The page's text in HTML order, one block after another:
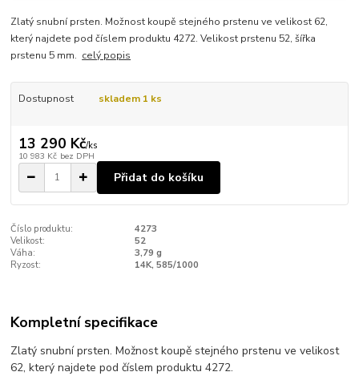
Zlatý snubní prsten. Možnost koupě stejného prstenu ve velikost 62,
který najdete pod číslem produktu 4272. Velikost prstenu 52, šířka
prstenu 5 mm. celý popis
Dostupnost skladem 1 ks
13 290 Kč/ks
10 983 Kč bez DPH
Přidat do košíku
Číslo produktu:
4273
Velikost:
52
Váha:
3,79 g
Ryzost:
14K, 585/1000
Kompletní specifikace
Zlatý snubní prsten. Možnost koupě stejného prstenu ve velikost
62, který najdete pod číslem produktu 4272.